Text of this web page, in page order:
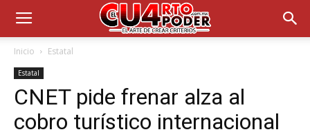
Inicio Estatal
Estatal
CNET pide frenar alza al
cobro turístico internacional